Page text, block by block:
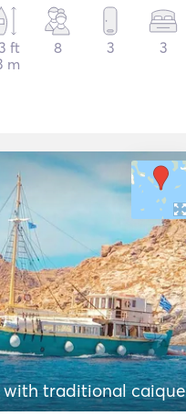
ft
m
8 3 3
traditional caique